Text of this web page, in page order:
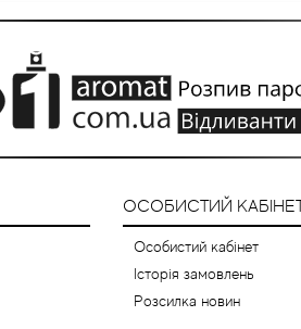
ОСОБИСТИЙ
Особистий кабінет
Історія замовлень
Розсилка новин